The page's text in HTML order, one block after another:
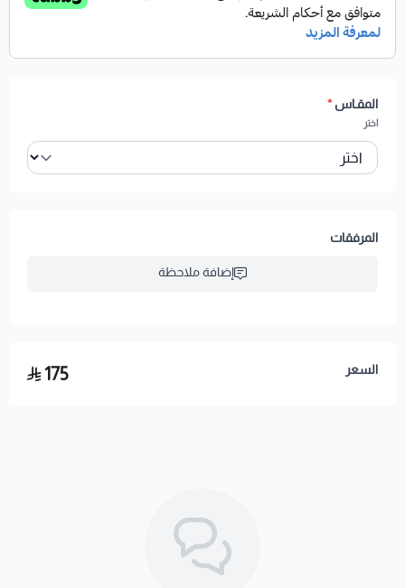
المقـاس*
اختر
المرفقات
إضافة ملاحظة
السعر 175